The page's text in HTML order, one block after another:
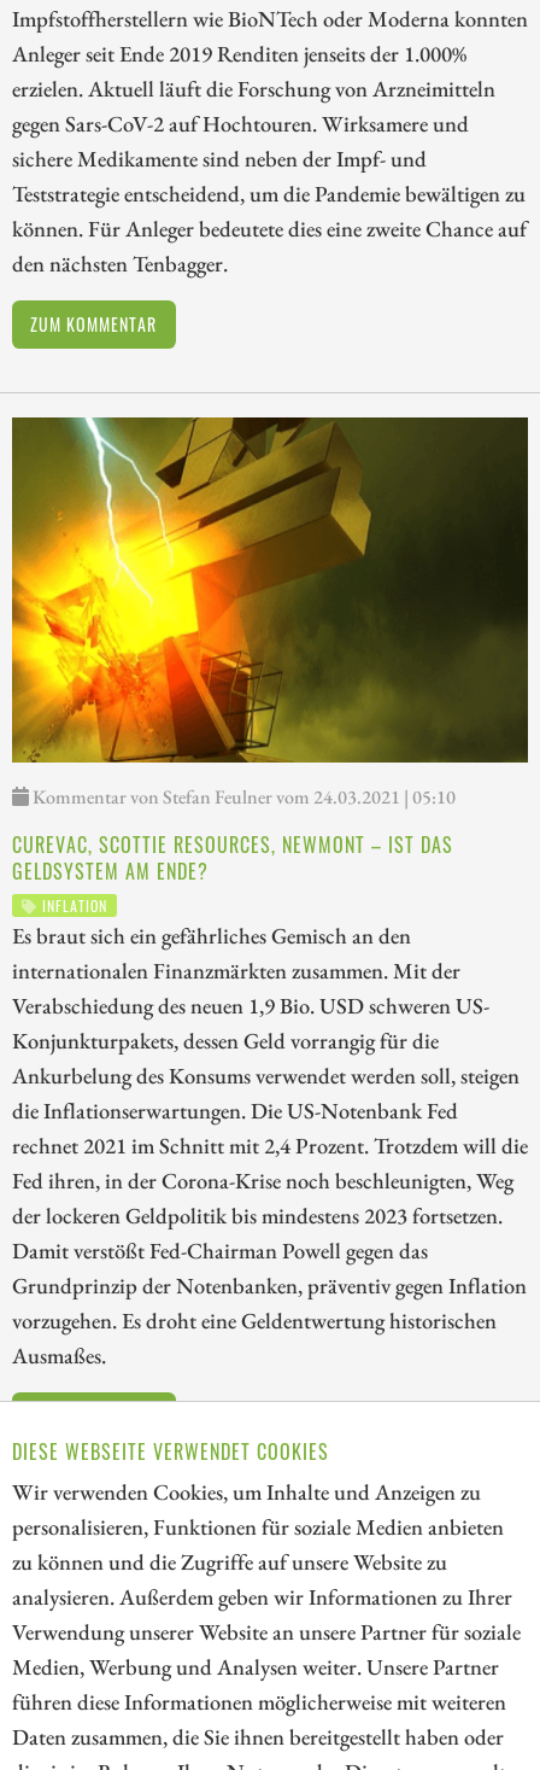
DIESE WEBSEITE VERWENDET COOKIES
Wir verwenden Cookies, um Inhalte und Anzeigen zu
personalisieren, Funktionen für soziale Medien anbieten
zu können und die Zugriffe auf unsere Website zu
analysieren. Außerdem geben wir Informationen zu Ihrer
Verwendung unserer Website an unsere Partner für soziale
Medien, Werbung und Analysen weiter. Unsere Partner
führen diese Informationen möglicherweise mit weiteren
Daten zusammen, die Sie ihnen bereitgestellt haben oder
Impfstoffherstellern wie BioNTech oder Moderna konnten
Anleger seit Ende 2019 Renditen jenseits der 1.000%
erzielen. Aktuell läuft die Forschung von Arzneimitteln
gegen Sars-CoV-2 auf Hochtouren. Wirksamere und
sichere Medikamente sind neben der Impf- und
Teststrategie entscheidend, um die Pandemie bewältigen zu
können. Für Anleger bedeutete dies eine zweite Chance auf
den nächsten Tenbagger.
ZUM KOMMENTAR
Kommentar von Stefan Feulner vom 24.03.2021 | 05:10
CUREVAC, SCOTTIE RESOURCES, NEWMONT – IST DAS
GELDSYSTEM AM ENDE?
INFLATION
Es braut sich ein gefährliches Gemisch an den
internationalen Finanzmärkten zusammen. Mit der
Verabschiedung des neuen 1,9 Bio. USD schweren US-
Konjunkturpakets, dessen Geld vorrangig für die
Ankurbelung des Konsums verwendet werden soll, steigen
die Inflationserwartungen. Die US-Notenbank Fed
rechnet 2021 im Schnitt mit 2,4 Prozent. Trotzdem will die
Fed ihren, in der Corona-Krise noch beschleunigten, Weg
der lockeren Geldpolitik bis mindestens 2023 fortsetzen.
Damit verstößt Fed-Chairman Powell gegen das
Grundprinzip der Notenbanken, präventiv gegen Inflation
vorzugehen. Es droht eine Geldentwertung historischen
Ausmaßes.
1 2 3
// kapitalerhoehungen.de - © 2026 - Die Informationsplattform für
Investoren und Unternehmen rund um Kapitalerhöhung, Kapitalmarkt
und Unternehmensfinanzierung